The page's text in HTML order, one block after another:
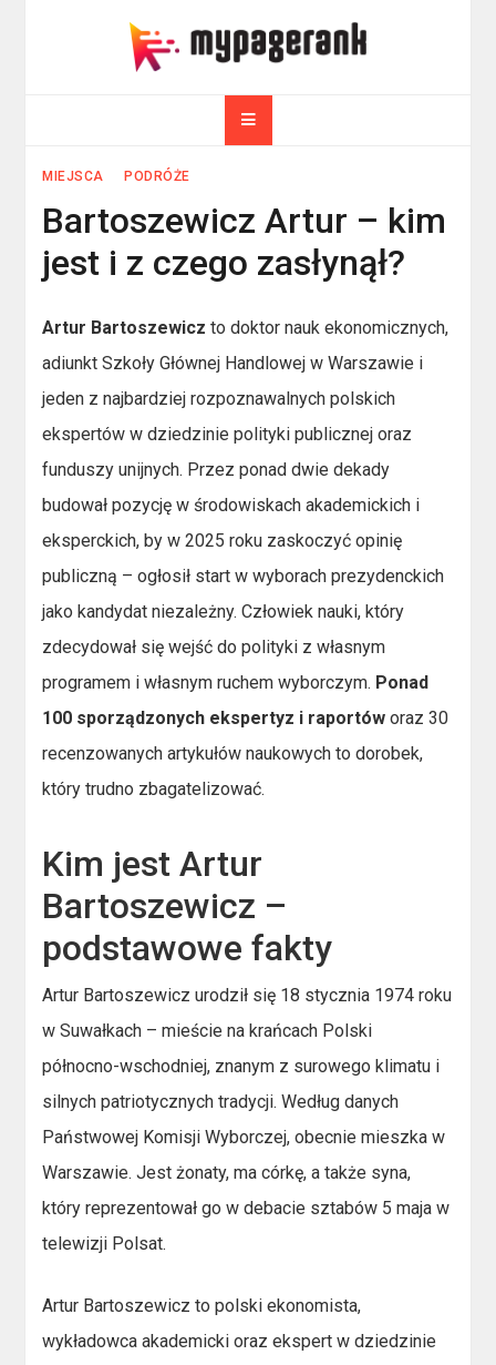
myPageRank.pl
MIEJSCA PODRÓŻE
Bartoszewicz Artur – kim
jest i z czego zasłynął?
Artur Bartoszewicz to doktor nauk ekonomicznych,
adiunkt Szkoły Głównej Handlowej w Warszawie i
jeden z najbardziej rozpoznawalnych polskich
ekspertów w dziedzinie polityki publicznej oraz
funduszy unijnych. Przez ponad dwie dekady
budował pozycję w środowiskach akademickich i
eksperckich, by w 2025 roku zaskoczyć opinię
publiczną – ogłosił start w wyborach prezydenckich
jako kandydat niezależny. Człowiek nauki, który
zdecydował się wejść do polityki z własnym
programem i własnym ruchem wyborczym. Ponad
100 sporządzonych ekspertyz i raportów oraz 30
recenzowanych artykułów naukowych to dorobek,
który trudno zbagatelizować.
Kim jest Artur
Bartoszewicz –
podstawowe fakty
Artur Bartoszewicz urodził się 18 stycznia 1974 roku
w Suwałkach – mieście na krańcach Polski
północno-wschodniej, znanym z surowego klimatu i
silnych patriotycznych tradycji. Według danych
Państwowej Komisji Wyborczej, obecnie mieszka w
Warszawie. Jest żonaty, ma córkę, a także syna,
który reprezentował go w debacie sztabów 5 maja w
telewizji Polsat.
Artur Bartoszewicz to polski ekonomista,
wykładowca akademicki oraz ekspert w dziedzinie